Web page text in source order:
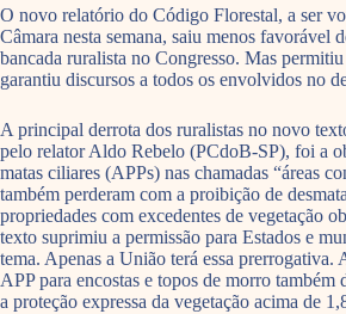
O novo relatório do Código Florestal, a ser
Câmara nesta semana, saiu menos favorável
bancada ruralista no Congresso. Mas permitiu
garantiu discursos a todos os envolvidos no
A principal derrota dos ruralistas no novo
pelo relator Aldo Rebelo (PCdoB-SP), foi a
matas ciliares (APPs) nas chamadas “áreas
também perderam com a proibição de
propriedades com excedentes de vegetação
texto suprimiu a permissão para Estados e
tema. Apenas a União terá essa prerrogativa.
APP para encostas e topos de morro também
a proteção expressa da vegetação acima de